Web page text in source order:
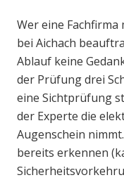
Wer eine Fachfirma
bei Aichach
Ablauf keine
der Prüfung drei
eine Sichtprüfung
der Experte die
Augenschein
bereits erkennen